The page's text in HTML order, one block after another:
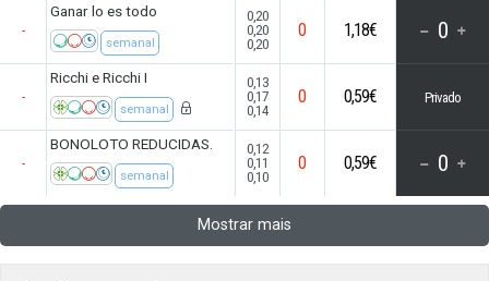
-
Ganar lo es todo
semanal
0,20
0,20
0,20
0 1,18€ 0
-
Ricchi e Ricchi I
semanal
0,13
0,17
0,14
0 0,59€ Privado
-
BONOLOTO REDUCIDAS.
semanal
0,12
0,11
0,10
0 0,59€ 0
Mostrar mais